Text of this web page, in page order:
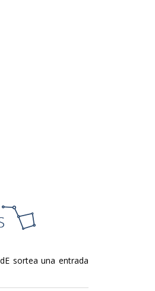
sortea una entrada